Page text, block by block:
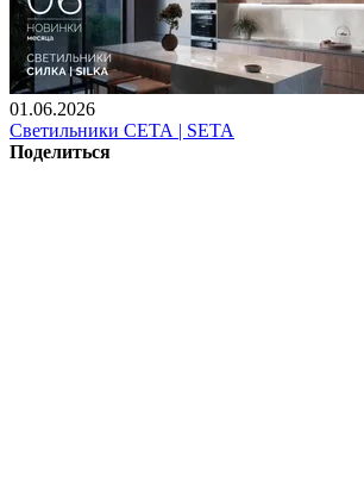
01.06.2026
Светильники СЕТА | SETA
Поделиться